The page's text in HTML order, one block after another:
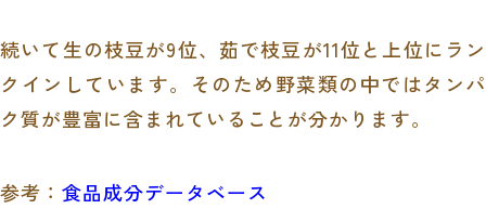
続いて生の枝豆が9位、茹で枝豆が11位と上位にラン
クインしています。そのため野菜類の中ではタンパ
ク質が豊富に含まれていることが分かります。
参考： 食品成分データベース